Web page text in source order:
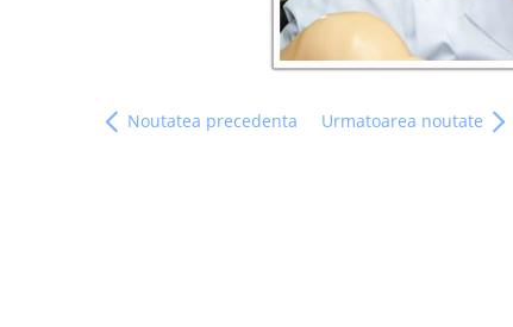
Noutatea precedenta Urmatoarea noutate